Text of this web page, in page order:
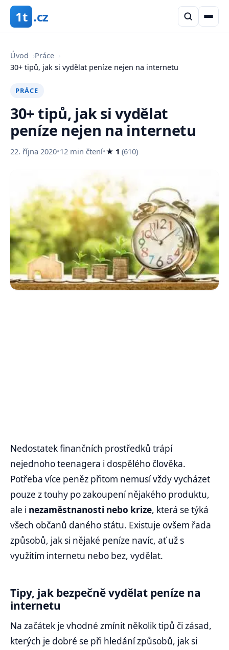
1t .cz
Úvod ›Práce ›
30+ tipů, jak si vydělat peníze nejen na internetu
PRÁCE
30+ tipů, jak si vydělat
peníze nejen na internetu
22. října 2020•12 min čtení•★ 1 (610)
Nedostatek finančních prostředků trápí
nejednoho teenagera i dospělého člověka.
Potřeba více peněz přitom nemusí vždy vycházet
pouze z touhy po zakoupení nějakého produktu,
ale i nezaměstnanosti nebo krize, která se týká
všech občanů daného státu. Existuje ovšem řada
způsobů, jak si nějaké peníze navíc, ať už s
využitím internetu nebo bez, vydělat.
Tipy, jak bezpečně vydělat peníze na
internetu
Na začátek je vhodné zmínit několik tipů či zásad,
kterých je dobré se při hledání způsobů, jak si